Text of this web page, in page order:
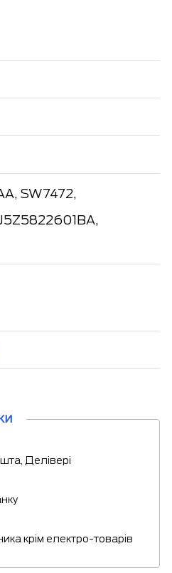
SW7472,
Делівері
крім електро-товарів